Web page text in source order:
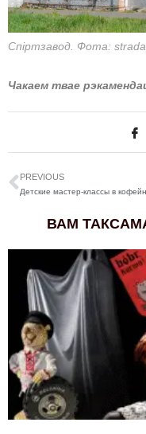
Спіртзавод. Фота:
Чакаем твае
PREVIOUS
ВАМ